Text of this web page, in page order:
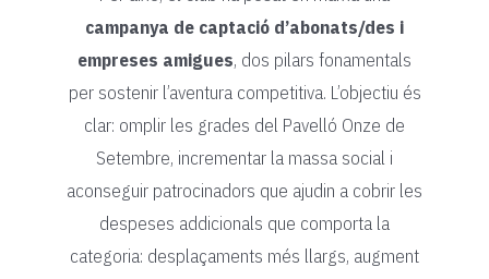
campanya de captació d’abonats/des i
empreses amigues, dos pilars fonamentals
per sostenir l’aventura competitiva. L’objectiu és
clar: omplir les grades del Pavelló Onze de
Setembre, incrementar la massa social i
aconseguir patrocinadors que ajudin a cobrir les
despeses addicionals que comporta la
categoria: desplaçaments més llargs, augment